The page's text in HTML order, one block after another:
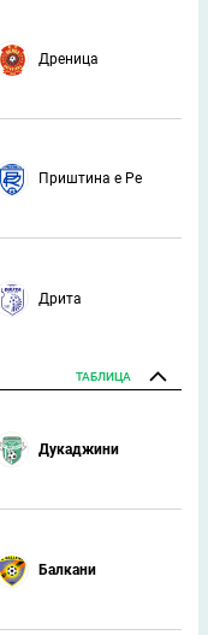
Дреница
Приштина е Ре
Дрита
ТАБЛИЦА
Дукаджини
Балкани